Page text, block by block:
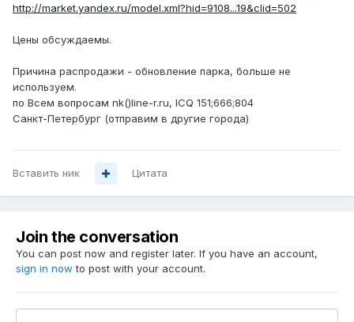
http://market.yandex.ru/model.xml?hid=9108...19&clid=502
Цены обсуждаемы.
Причина распродажи - обновление парка, больше не
используем.
по Всем вопросам nk()line-r.ru, ICQ 151;666;804
Санкт-Петербург (отправим в другие города)
Вставить ник Цитата
Join the conversation
You can post now and register later. If you have an account,
sign in now to post with your account.